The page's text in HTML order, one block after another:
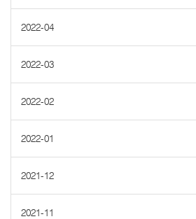
2022-04
2022-03
2022-02
2022-01
2021-12
2021-11